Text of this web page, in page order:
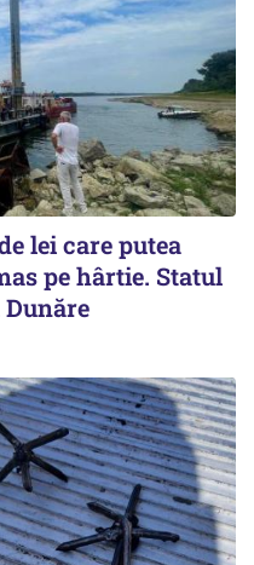
lei care putea
pe hârtie. Statul